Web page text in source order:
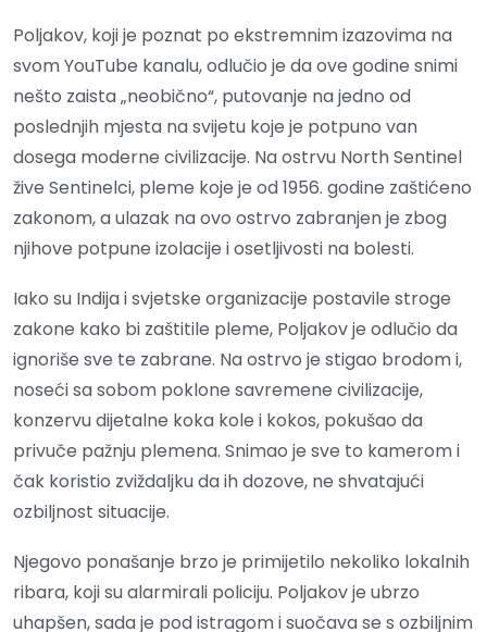
Poljakov, koji je poznat po ekstremnim izazovima na
svom YouTube kanalu, odlučio je da ove godine snimi
nešto zaista „neobično“, putovanje na jedno od
poslednjih mjesta na svijetu koje je potpuno van
dosega moderne civilizacije. Na ostrvu North Sentinel
žive Sentinelci, pleme koje je od 1956. godine zaštićeno
zakonom, a ulazak na ovo ostrvo zabranjen je zbog
njihove potpune izolacije i osetljivosti na bolesti.
Iako su Indija i svjetske organizacije postavile stroge
zakone kako bi zaštitile pleme, Poljakov je odlučio da
ignoriše sve te zabrane. Na ostrvo je stigao brodom i,
noseći sa sobom poklone savremene civilizacije,
konzervu dijetalne koka kole i kokos, pokušao da
privuče pažnju plemena. Snimao je sve to kamerom i
čak koristio zviždaljku da ih dozove, ne shvatajući
ozbiljnost situacije.
Njegovo ponašanje brzo je primijetilo nekoliko lokalnih
ribara, koji su alarmirali policiju. Poljakov je ubrzo
uhapšen, sada je pod istragom i suočava se s ozbiljnim